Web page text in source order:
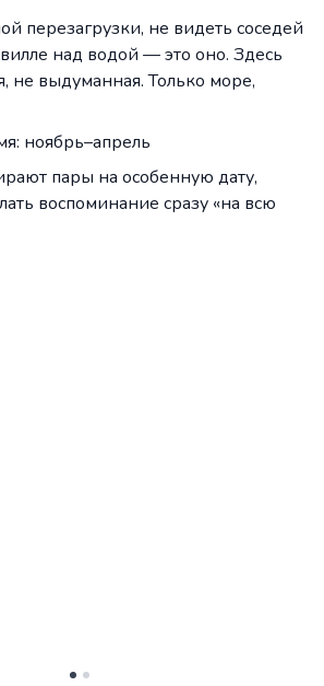
перезагрузки, не видеть соседей
над водой — это оно. Здесь
не выдуманная. Только море,
ноябрь–апрель
пары на особенную дату,
воспоминание сразу «на всю